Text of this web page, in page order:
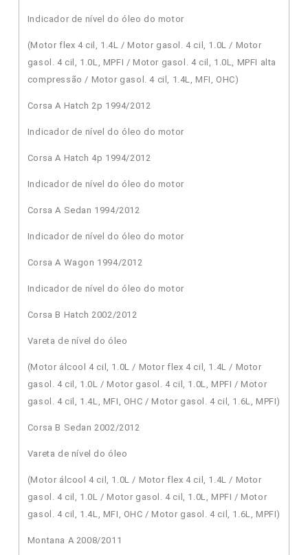
Indicador de nível do óleo do motor
(Motor flex 4 cil, 1.4L / Motor gasol. 4 cil, 1.0L / Motor
gasol. 4 cil, 1.0L, MPFI / Motor gasol. 4 cil, 1.0L, MPFI alta
compressão / Motor gasol. 4 cil, 1.4L, MFI, OHC)
Corsa A Hatch 2p 1994/2012
Indicador de nível do óleo do motor
Corsa A Hatch 4p 1994/2012
Indicador de nível do óleo do motor
Corsa A Sedan 1994/2012
Indicador de nível do óleo do motor
Corsa A Wagon 1994/2012
Indicador de nível do óleo do motor
Corsa B Hatch 2002/2012
Vareta de nível do óleo
(Motor álcool 4 cil, 1.0L / Motor flex 4 cil, 1.4L / Motor
gasol. 4 cil, 1.0L / Motor gasol. 4 cil, 1.0L, MPFI / Motor
gasol. 4 cil, 1.4L, MFI, OHC / Motor gasol. 4 cil, 1.6L, MPFI)
Corsa B Sedan 2002/2012
Vareta de nível do óleo
(Motor álcool 4 cil, 1.0L / Motor flex 4 cil, 1.4L / Motor
gasol. 4 cil, 1.0L / Motor gasol. 4 cil, 1.0L, MPFI / Motor
gasol. 4 cil, 1.4L, MFI, OHC / Motor gasol. 4 cil, 1.6L, MPFI)
Montana A 2008/2011